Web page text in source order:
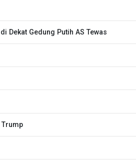
Dekat Gedung Putih AS Tewas